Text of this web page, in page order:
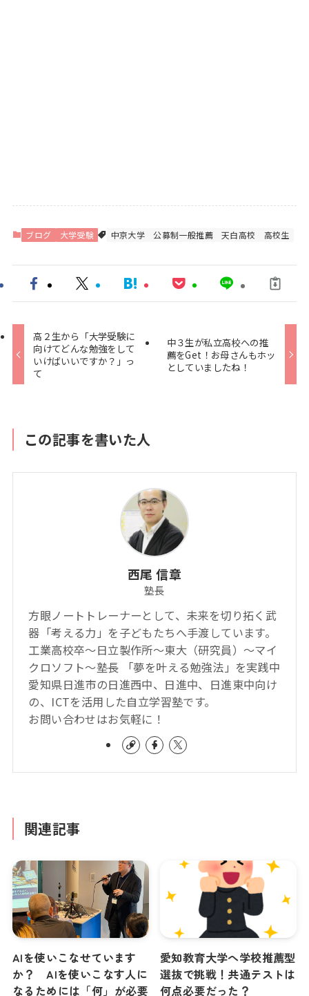
ブログ 大学受験 中京大学 公募制一般推薦 天白高校 高校生
高２生から「大学受験に
向けてどんな勉強をして
いけばいいですか？」っ
て
中３生が私立高校への推
薦をGet！お母さんもホッ
としていましたね！
この記事を書いた人
西尾 信章
塾長
方眼ノートトレーナーとして、未来を切り拓く武
器「考える力」を子どもたちへ手渡しています。
工業高校卒～日立製作所～東大（研究員）～マイ
クロソフト～塾長 「夢を叶える勉強法」を実践中
愛知県日進市の日進西中、日進中、日進東中向け
の、ICTを活用した自立学習塾です。
お問い合わせはお気軽に！
関連記事
AIを使いこなせています
か？ AIを使いこなす人に
なるためには「何」が必要
愛知教育大学へ学校推薦型
選抜で挑戦！共通テストは
何点必要だった？